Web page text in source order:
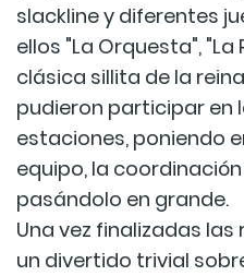
slackline y diferentes
ellos "La Orquesta", "La
clásica sillita de la
pudieron participar en
estaciones, poniendo
equipo, la
pasándolo en grande.
Una vez finalizadas
un divertido trivial